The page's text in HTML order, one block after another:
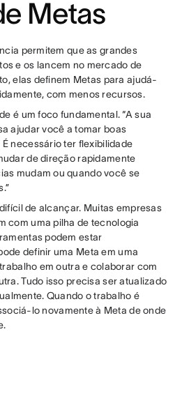
Metas
permitem que as grandes
e os lancem no mercado de
elas definem Metas para ajudá-
com menos recursos.
é um foco fundamental. “A sua
ajudar você a tomar boas
necessário ter flexibilidade
de direção rapidamente
mudam ou quando você se
de alcançar. Muitas empresas
com uma pilha de tecnologia
podem estar
definir uma Meta em uma
em outra e colaborar com
Tudo isso precisa ser atualizado
Quando o trabalho é
lo novamente à Meta de onde